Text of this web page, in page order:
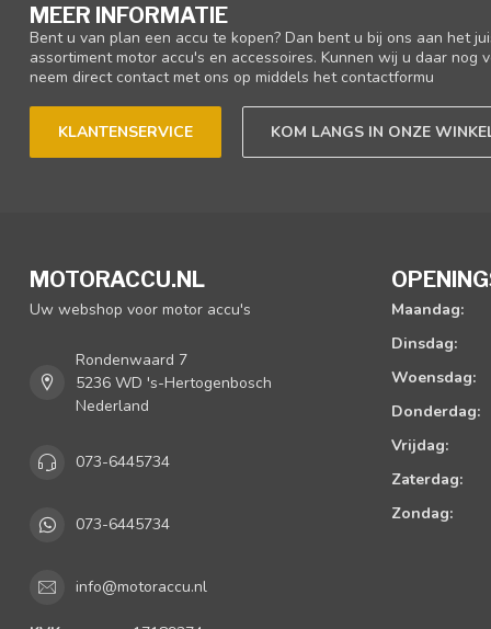
MEER INFORMATIE
Bent u van plan een accu te kopen? Dan bent u bij ons aan het
assortiment motor accu's en accessoires. Kunnen wij u daar nog
neem direct contact met ons op middels het contactformu
KLANTENSERVICE KOM LANGS IN ONZE
MOTORACCU.NL
Uw webshop voor motor accu's
Rondenwaard 7
5236 WD 's-Hertogenbosch
Nederland
073-6445734
073-6445734
info@motoraccu.nl
Maandag:
Dinsdag:
Woensdag:
Donderdag:
Vrijdag:
Zaterdag:
Zondag: